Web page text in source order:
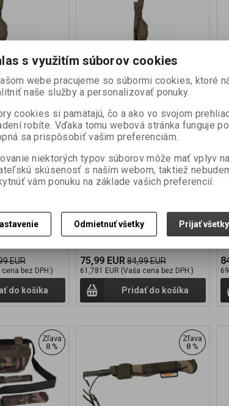
10ft 2 Rod
CLU534
24
2
2 ROD
dva navázané
pruty s 50mm
cívkou Ideální
2...
EUR
bez DPH:)
do košíka
FOX Voyager 12ft 2 Rod
Sleeve
Výrobca:FOX
Katalógové číslo:CLU535
Záruka (mesiacov):24
Termín dodania (dni): 2
Hmotnosť balenia:
2 kg
Počet v balení: 1 ks
CLU535 FOX VOYAGER 2 ROD
SLEEVE 12ft Obal na dva navázané
navijákem s velkou cívkou Ideální
pro rybáře lovící na 2...
75,99 EUR84,99 EUR
61,781 EUR (Vaša cena bez DPH:)
Pridať do košíka
Zľava
8 %
Zľava
8 %
s využitím súborov cookies
webe pracujeme so súbormi cookies, ktoré
naše služby a personalizovať ponuky.
cookies si pamätajú, čo a ako vo svojom
robíte. Vďaka tomu webová stránka funguje
sa prispôsobiť vašim preferenciám.
niektorých typov súborov môže mať vplyv
skúsenosť s naším webom, taktiež
vám ponuku na základe vašich preferencií.
Odmietnuť všetky Prijať